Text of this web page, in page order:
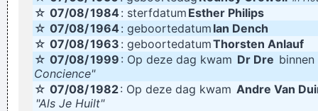
Pia stuurt de dia met de Kia via Ria naar Mia, Lia! Wia'd dat
gedacht
"Delen is lief" toevoegen aan een bericht is gay!
't Es ier oltid tselfsten, boovn geevn ze 't verkeerd deur en
☆ 07/08/1984: sterfdatum Esther Philips
☆ 07/08/1964 : geboortedatum Ian Dench
☆ 07/08/1963 : geboortedatumThorsten Anlauf
☆ 07/08/1999 : Op deze dag kwam Dr Dre
Concience"
☆ 07/08/1982: Op deze dag kwam Andre Van
"Als Je Huilt"